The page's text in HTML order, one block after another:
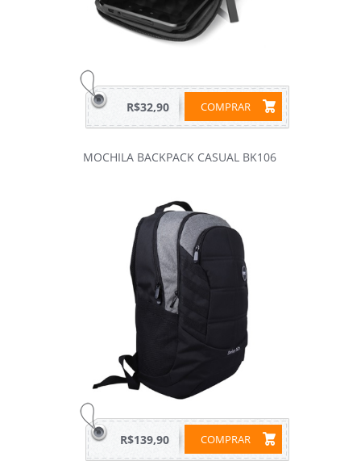
COMPRAR
R$32,90
MOCHILA BACKPACK CASUAL BK106
COMPRAR
R$139,90